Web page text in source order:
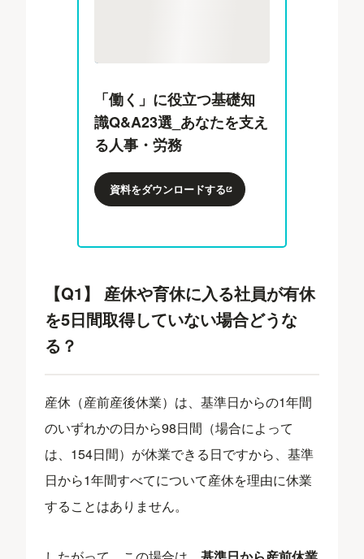
「働く」に役立つ基礎知
識Q&A23選_あなたを支え
る人事・労務
資料をダウンロードする
【Q1】 産休や育休に入る社員が有休
を5日間取得していない場合どうな
る？
産休（産前産後休業）は、基準日からの1年間
のいずれかの日から98日間（場合によって
は、154日間）が休業できる日ですから、基準
日から1年間すべてについて産休を理由に休業
することはありません。